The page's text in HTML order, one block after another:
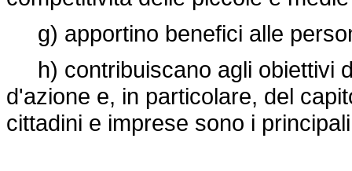
g) apportino benefici alle
h) contribuiscano agli obiettivi
d'azione e, in particolare, del
cittadini e imprese sono i